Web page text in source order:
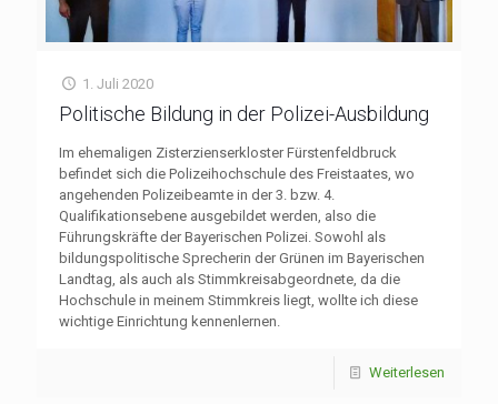
1. Juli 2020
Politische Bildung in der Polizei-Ausbildung
Im ehemaligen Zisterzienserkloster Fürstenfeldbruck
befindet sich die Polizeihochschule des Freistaates, wo
angehenden Polizeibeamte in der 3. bzw. 4.
Qualifikationsebene ausgebildet werden, also die
Führungskräfte der Bayerischen Polizei. Sowohl als
bildungspolitische Sprecherin der Grünen im Bayerischen
Landtag, als auch als Stimmkreisabgeordnete, da die
Hochschule in meinem Stimmkreis liegt, wollte ich diese
wichtige Einrichtung kennenlernen.
Weiterlesen